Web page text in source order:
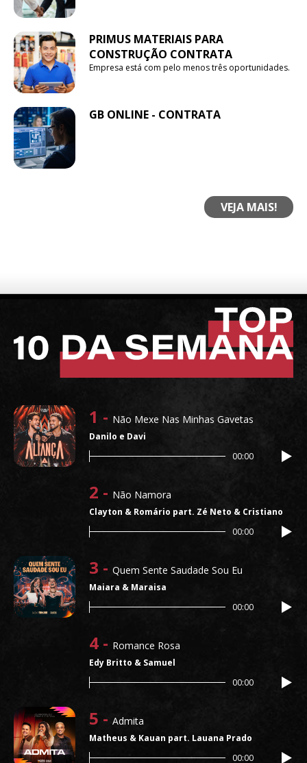
PRIMUS MATERIAIS PARA
CONSTRUÇÃO CONTRATA
Empresa está com pelo menos três oportunidades.
GB ONLINE - CONTRATA
VEJA MAIS!
1 - Não Mexe Nas Minhas Gavetas
Danilo e Davi
00:00
2 - Não Namora
Clayton & Romário part. Zé Neto & Cristiano
00:00
3 - Quem Sente Saudade Sou Eu
Maiara & Maraisa
00:00
4 - Romance Rosa
Edy Britto & Samuel
00:00
5 - Admita
Matheus & Kauan part. Lauana Prado
00:00